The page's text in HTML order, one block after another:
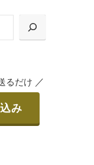
」からお選び
るだけ ／
み